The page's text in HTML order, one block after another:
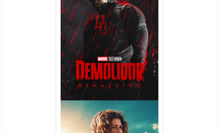
Demolidor: Renascido 2ª
Temporada (2026) WEB-DL
1080p Dual Áudio